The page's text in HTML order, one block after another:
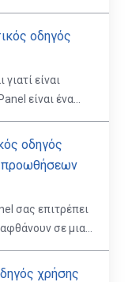
οδηγός
είναι
είναι ένα...
οδηγός
προωθήσεων
σας επιτρέπει
σε μια...
χρήσης